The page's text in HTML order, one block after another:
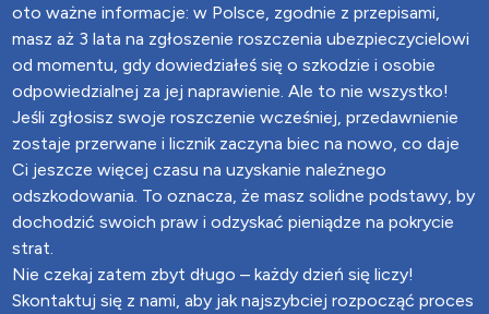
oto ważne informacje: w Polsce, zgodnie z przepisami,
masz aż 3 lata na zgłoszenie roszczenia ubezpieczycielowi
od momentu, gdy dowiedziałeś się o szkodzie i osobie
odpowiedzialnej za jej naprawienie. Ale to nie wszystko!
Jeśli zgłosisz swoje roszczenie wcześniej, przedawnienie
zostaje przerwane i licznik zaczyna biec na nowo, co daje
Ci jeszcze więcej czasu na uzyskanie należnego
odszkodowania. To oznacza, że masz solidne podstawy, by
dochodzić swoich praw i odzyskać pieniądze na pokrycie
strat.
Nie czekaj zatem zbyt długo – każdy dzień się liczy!
Skontaktuj się z nami, aby jak najszybciej rozpocząć proces